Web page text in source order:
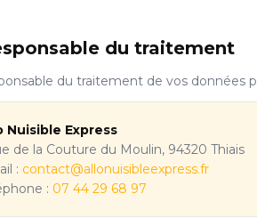
du traitement
du traitement de vos données
Nuisible Express
de la Couture du Moulin, 94320 Thiais
: contact@allonuisibleexpress.fr
: 07 44 29 68 97